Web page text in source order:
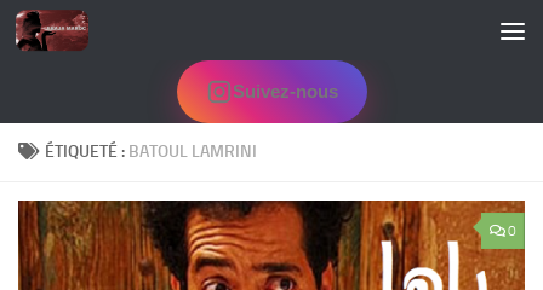
Skip to content
Suivez-nous
ÉTIQUETÉ : BATOUL LAMRINI
0